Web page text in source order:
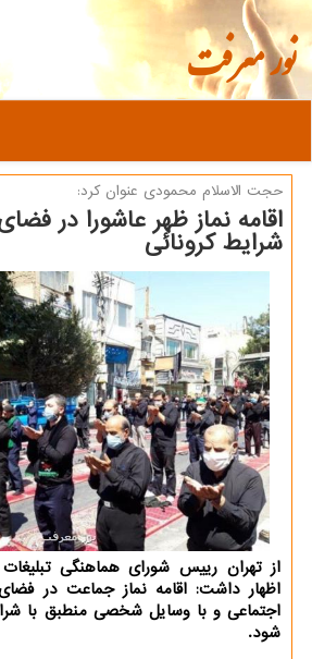
نور معرفت
حجت الاسلام محمودی عنوان كرد:
اقامه نماز ظهر عاشورا در
شرایط کرونائی
از تهران رییس شورای هماهنگی
اظهار داشت: اقامه نماز جماعت در فضای
اجتماعی و با وسایل شخصی منطبق با
شود.